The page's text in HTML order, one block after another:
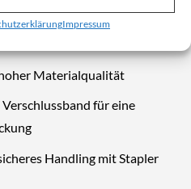
Impressum
Entleerung – ideal für
Materialqualität
für eine
Handling mit Stapler